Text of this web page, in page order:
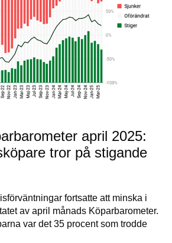
april 2025:
tror på stigande
fortsatte att minska i
av april månads Köparbarometer.
var det 35 procent som trodde